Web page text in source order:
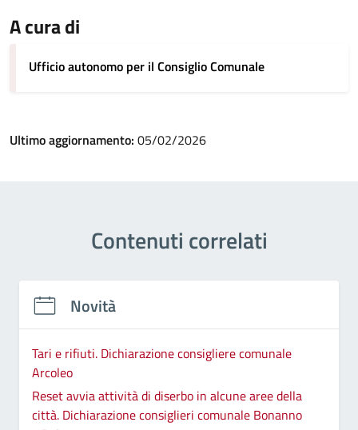
A cura di
Ufficio autonomo per il Consiglio Comunale
Ultimo aggiornamento: 05/02/2026
Contenuti correlati
Novità
Tari e rifiuti. Dichiarazione consigliere comunale
Arcoleo
Reset avvia attività di diserbo in alcune aree della
città. Dichiarazione consiglieri comunale Bonanno